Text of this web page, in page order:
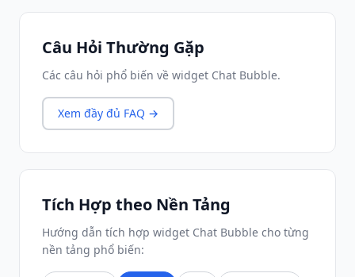
Câu Hỏi Thường Gặp
Các câu hỏi phổ biến về widget Chat Bubble.
Xem đầy đủ FAQ →
Tích Hợp theo Nền Tảng
Hướng dẫn tích hợp widget Chat Bubble cho từng
nền tảng phổ biến: